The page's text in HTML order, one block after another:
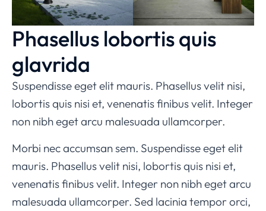
Phasellus lobortis quis
glavrida
Suspendisse eget elit mauris. Phasellus velit nisi,
lobortis quis nisi et, venenatis finibus velit. Integer
non nibh eget arcu malesuada ullamcorper.
Morbi nec accumsan sem. Suspendisse eget elit
mauris. Phasellus velit nisi, lobortis quis nisi et,
venenatis finibus velit. Integer non nibh eget arcu
malesuada ullamcorper. Sed lacinia tempor orci,